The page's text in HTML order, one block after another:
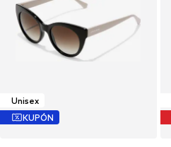
Unisex
KUPÓN